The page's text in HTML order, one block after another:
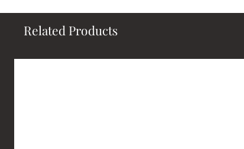
Related Products